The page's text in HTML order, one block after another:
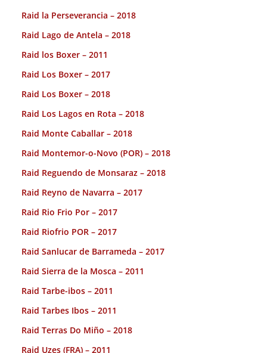
Raid la Perseverancia – 2018
Raid Lago de Antela – 2018
Raid los Boxer – 2011
Raid Los Boxer – 2017
Raid Los Boxer – 2018
Raid Los Lagos en Rota – 2018
Raid Monte Caballar – 2018
Raid Montemor-o-Novo (POR) – 2018
Raid Reguendo de Monsaraz – 2018
Raid Reyno de Navarra – 2017
Raid Rio Frio Por – 2017
Raid Riofrio POR – 2017
Raid Sanlucar de Barrameda – 2017
Raid Sierra de la Mosca – 2011
Raid Tarbe-ibos – 2011
Raid Tarbes Ibos – 2011
Raid Terras Do Miño – 2018
Raid Uzes (FRA) – 2011